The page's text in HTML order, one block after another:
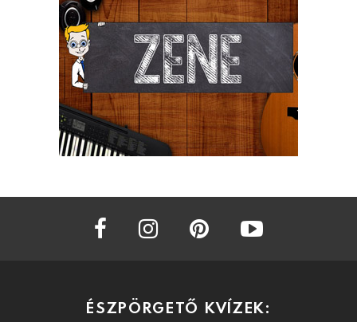
facebook instagram
ÉSZPÖRGETŐ KVÍZEK: